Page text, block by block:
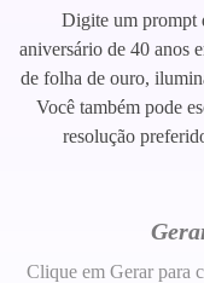
Digite um prompt
aniversário de 40 anos
de folha de ouro,
Você também pode
resolução
Clique em Gerar para